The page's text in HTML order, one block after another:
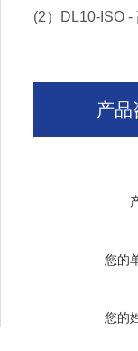
(2）DL10-ISO
产品
您的
您的